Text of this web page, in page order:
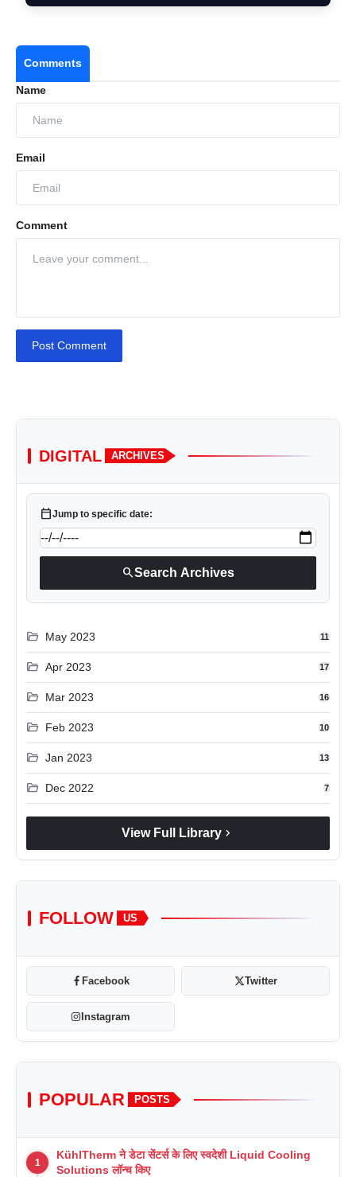
Comments
Name
Email
Comment
Post Comment
DIGITAL ARCHIVES
calendar_todayJump to specific date:
searchSearch Archives
folder_open May 2023 11
folder_open Apr 2023 17
folder_open Mar 2023 16
folder_open Feb 2023 10
folder_open Jan 2023 13
folder_open Dec 2022 7
View Full Library chevron_right
FOLLOW US
Facebook Twitter
Instagram
POPULAR POSTS
1
KühlTherm ने डेटा सेंटर्स के लिए स्वदेशी Liquid Cooling
Solutions लॉन्च किए